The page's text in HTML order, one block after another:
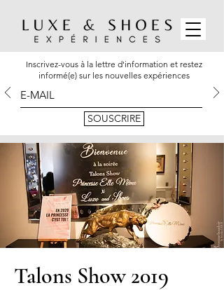
Inscrivez-vous à la lettre d'information et restez
informé(e) sur les nouvelles expériences
SOUSCRIRE
Talons Show 2019